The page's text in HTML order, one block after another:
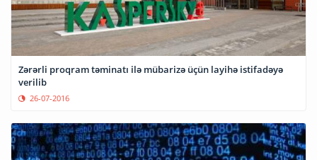
Zərərli proqram təminatı ilə mübarizə üçün layihə istifadəyə
verilib
26-07-2016